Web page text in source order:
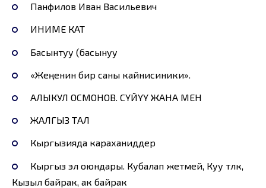
Панфилов Иван Васильевич
ИНИМЕ КАТ
Басынтуу (басынуу
«Жеңенин бир саны кайнисиники».
АЛЫКУЛ ОСМОНОВ. СҮЙҮҮ ЖАНА МЕН
ЖАЛГЫЗ ТАЛ
Кыргызияда караханиддер
Кыргыз эл оюндары. Кубалап жетмей, Куу түлкү,
Кызыл байрак, ак байрак